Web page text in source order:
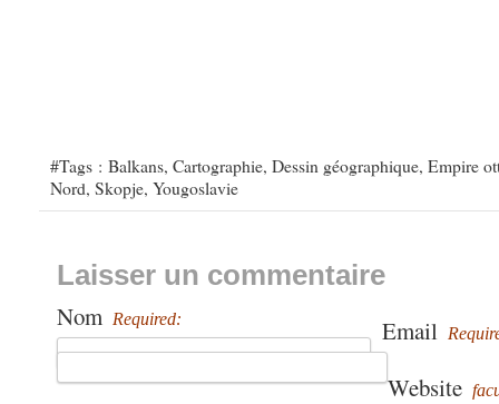
#Tags : Balkans, Cartographie, Dessin géographique, Empire
Nord, Skopje, Yougoslavie
Laisser un commentaire
Nom Required: Email
Website